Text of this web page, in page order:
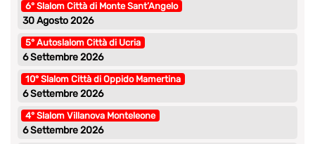
6° Slalom Città di Monte Sant’Angelo
30 Agosto 2026
5° Autoslalom Città di Ucria
6 Settembre 2026
10° Slalom Città di Oppido Mamertina
6 Settembre 2026
4° Slalom Villanova Monteleone
6 Settembre 2026